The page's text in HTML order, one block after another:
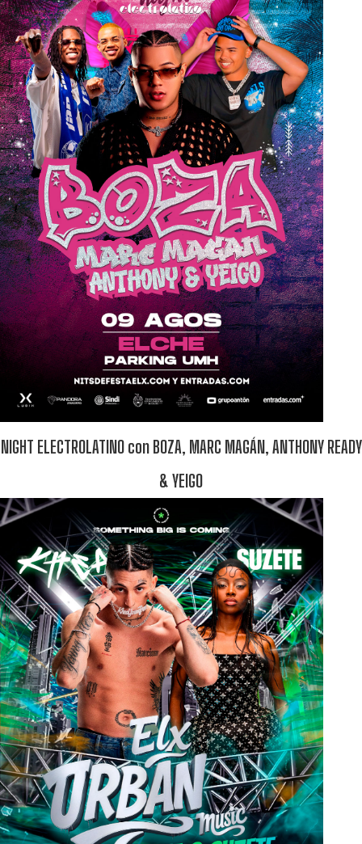
NIGHT ELECTROLATINO con BOZA, MARC MAGÁN, ANTHONY READY
& YEIGO